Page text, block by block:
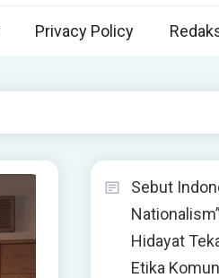
Privacy Policy
Sebut
Hidayat
Etika